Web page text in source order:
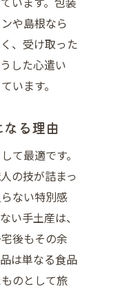
や島根なら
、受け取った
した心遣い
います。
る理由
て最適です。
の技が詰まっ
ない特別感
い手土産は、
後もその余
は単なる食品
のとして旅